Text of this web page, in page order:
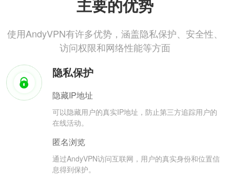
主要的优势
使用AndyVPN有许多优势，涵盖隐私保护、安全性、
访问权限和网络性能等方面
隐私保护
隐藏IP地址
可以隐藏用户的真实IP地址，防止第三方追踪用户的
在线活动。
匿名浏览
通过AndyVPN访问互联网，用户的真实身份和位置信
息得到保护。